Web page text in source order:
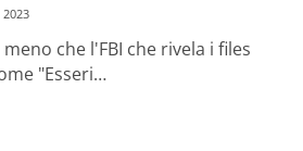
che l'FBI che rivela i files
"Esseri…